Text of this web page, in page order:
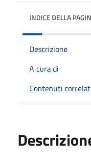
INDICE DELLA
Descrizione
A cura di
Contenuti